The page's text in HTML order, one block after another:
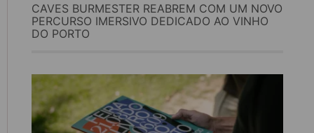
CAVES BURMESTER REABREM COM UM NOVO
PERCURSO IMERSIVO DEDICADO AO VINHO
DO PORTO